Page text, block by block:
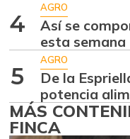
4
AGRO
Así se
esta semana
5
AGRO
De la
potencia
MÁS
FINCA